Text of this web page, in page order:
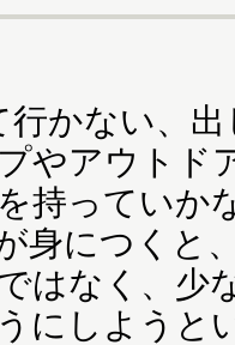
かない、出
やアウトド
持っていか
身につくと
はなく、少
にしようと